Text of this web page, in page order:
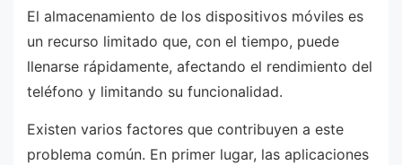
El almacenamiento de los dispositivos móviles es
un recurso limitado que, con el tiempo, puede
llenarse rápidamente, afectando el rendimiento del
teléfono y limitando su funcionalidad.
Existen varios factores que contribuyen a este
problema común. En primer lugar, las aplicaciones